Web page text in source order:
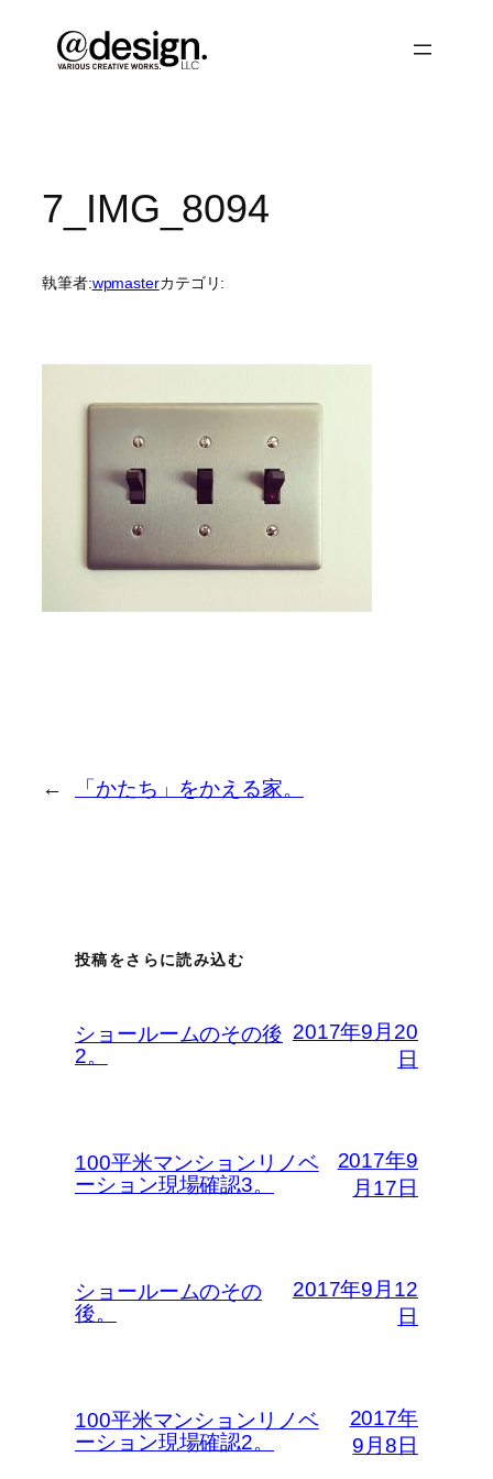
7_IMG_8094
執筆者:wpmasterカテゴリ:
← 「かたち」をかえる家。
投稿をさらに読み込む
ショールームのその後
2。
2017年9月20
日
100平米マンションリノベ
ーション現場確認3。
2017年9
月17日
ショールームのその
後。
2017年9月12
日
100平米マンションリノベ
ーション現場確認2。
2017年
9月8日